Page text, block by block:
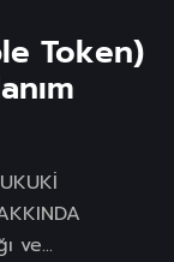
Token)
ve...